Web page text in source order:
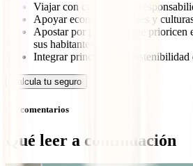
Viajar con conciencia y
Apoyar economías locales y culturas
Apostar por prácticas que prioricen
sus habitantes.
Integrar principios de sostenibilidad
Calcula tu seguro
Sin comentarios
Qué leer a continuación